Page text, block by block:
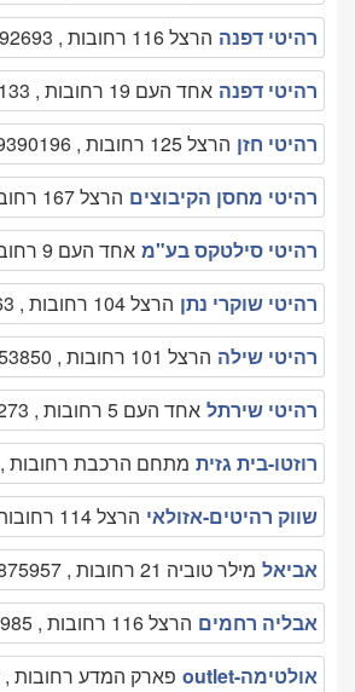
רהיטי דפנה הרצל 116 רחובות , 089492693
רהיטי דפנה אחד העם 19 רחובות , 089366133
רהיטי חזן הרצל 125 רחובות , 089390196
רהיטי מחסן הקיבוצים הרצל 167 רחובות , 089465147
רהיטי סילטקס בע"מ אחד העם 9 רחובות , 089465147
רהיטי שוקרי נתן הרצל 104 רחובות , 089416563
רהיטי שילה הרצל 101 רחובות , 089453850
רהיטי שירתל אחד העם 5 רחובות , 089475273
רוזטו-בית גזית מתחם הרכבת רחובות , 089467740
שווק רהיטים-אזולאי הרצל 114 רחובות , 0522339826
אביאל מילר טוביה 21 רחובות , 0544875957
אבליה רחמים הרצל 116 רחובות , 089452985
אולטימה-outlet
פארק המדע רחובות , 089368885